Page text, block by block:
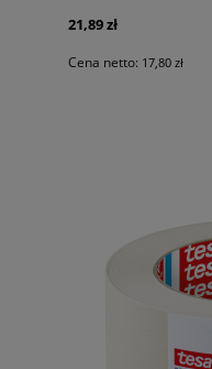
21,89 zł
Cena netto: 17,80 zł